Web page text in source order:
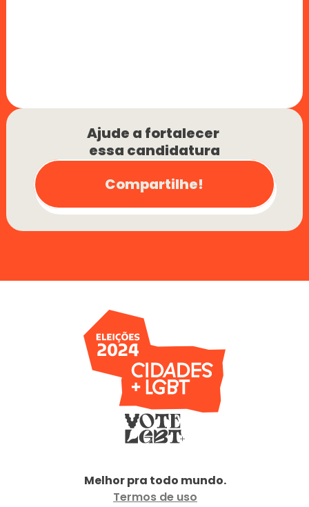
Ajude a fortalecer
essa candidatura
Compartilhe!
Melhor pra todo mundo.
Termos de uso